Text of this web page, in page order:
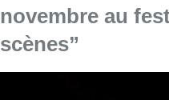
novembre au
scènes”